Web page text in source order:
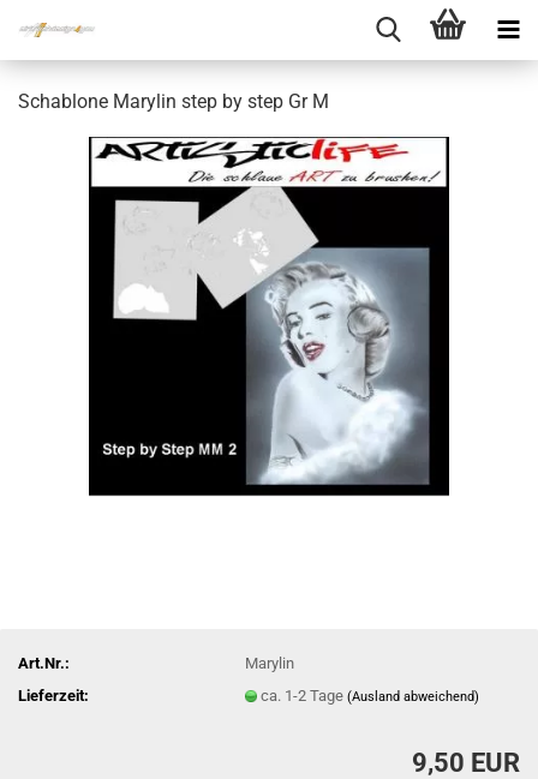
Schablone Marylin step by step Gr M
Art.Nr.:
Marylin
Lieferzeit:
ca. 1-2 Tage(Ausland abweichend)
9,50 EUR